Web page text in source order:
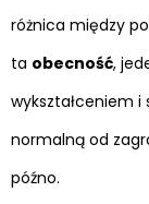
różnica między
ta obecność,
wykształceniem
normalną od
późno.